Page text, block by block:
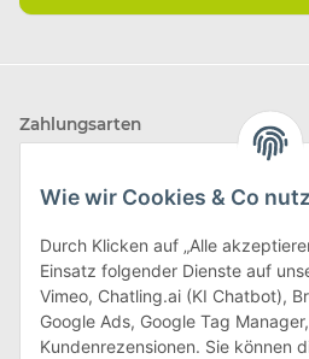
Wie wir Cookies & Co
Durch Klicken auf „Alle
Einsatz folgender Dienste auf
Vimeo, Chatling.ai (KI Chatbot),
Google Ads, Google Tag
Kundenrezensionen. Sie können
Zahlungsarten
Wir versenden mit